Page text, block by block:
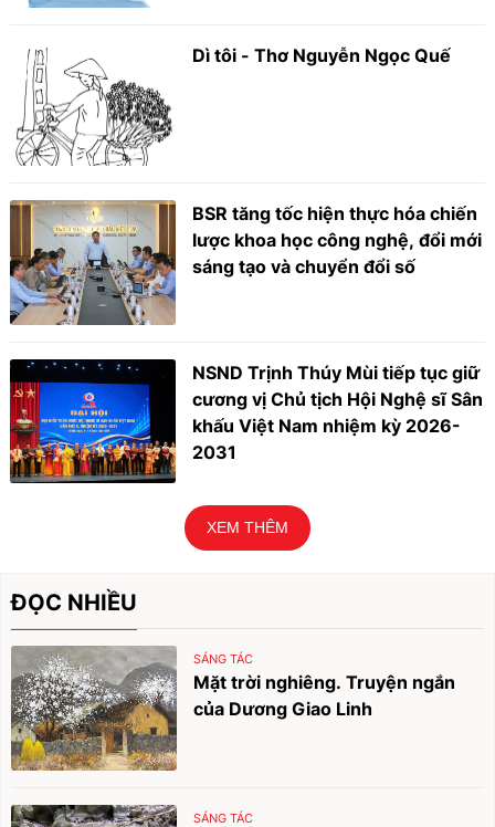
Dì tôi - Thơ Nguyễn Ngọc Quế
BSR tăng tốc hiện thực hóa chiến
lược khoa học công nghệ, đổi mới
sáng tạo và chuyển đổi số
NSND Trịnh Thúy Mùi tiếp tục giữ
cương vị Chủ tịch Hội Nghệ sĩ Sân
khấu Việt Nam nhiệm kỳ 2026-
2031
XEM THÊM
ĐỌC NHIỀU
SÁNG TÁC
Mặt trời nghiêng. Truyện ngắn
của Dương Giao Linh
SÁNG TÁC